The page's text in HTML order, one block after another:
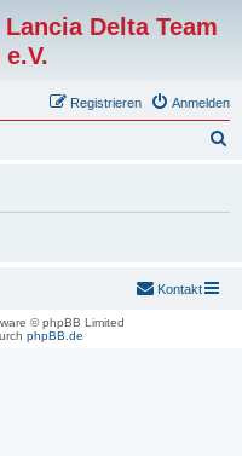
Delta Team
Anmelden
Registrieren
Kontakt
© phpBB Limited
phpBB.de